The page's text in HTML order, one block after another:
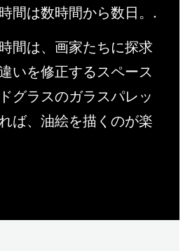
間は数時間から数日。.
間は、画家たちに探求
いを修正するスペース
グラスのガラスパレッ
ば、油絵を描くのが楽